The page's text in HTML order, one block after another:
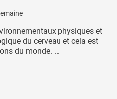
physiques et
du cerveau et cela est
du monde. ...